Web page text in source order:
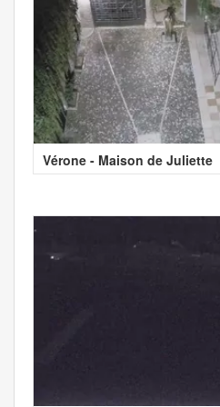
Vérone - Maison de Juliette